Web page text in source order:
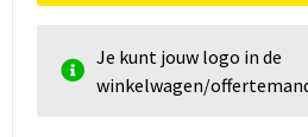
Je kunt jouw logo in de
winkelwagen/